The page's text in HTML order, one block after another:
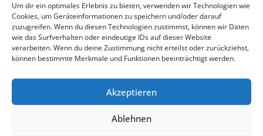
Um dir ein optimales Erlebnis zu bieten, verwenden wir Technologien wie
Cookies, um Geräteinformationen zu speichern und/oder darauf
zuzugreifen. Wenn du diesen Technologien zustimmst, können wir Daten
wie das Surfverhalten oder eindeutige IDs auf dieser Website
verarbeiten. Wenn du deine Zustimmung nicht erteilst oder zurückziehst,
können bestimmte Merkmale und Funktionen beeinträchtigt werden.
Akzeptieren
Ablehnen
Wr. Neustädter Straße 1
2733 Grünbach am Schneeberg
Öffnungszeiten Gemeindeamt:
Montag: 8.00 – 12.00 Uhr und 14.00 – 18.00 Uhr
Freitag: 8.00 – 12.00 Uhr
Email: